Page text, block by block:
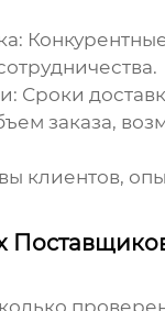
Сроки
заказа,
клиентов,